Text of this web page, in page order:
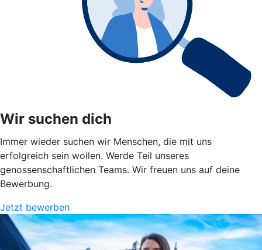
Wir suchen dich
Immer wieder suchen wir Menschen, die mit uns
erfolgreich sein wollen. Werde Teil unseres
genossenschaftlichen Teams. Wir freuen uns auf deine
Bewerbung.
Jetzt bewerben